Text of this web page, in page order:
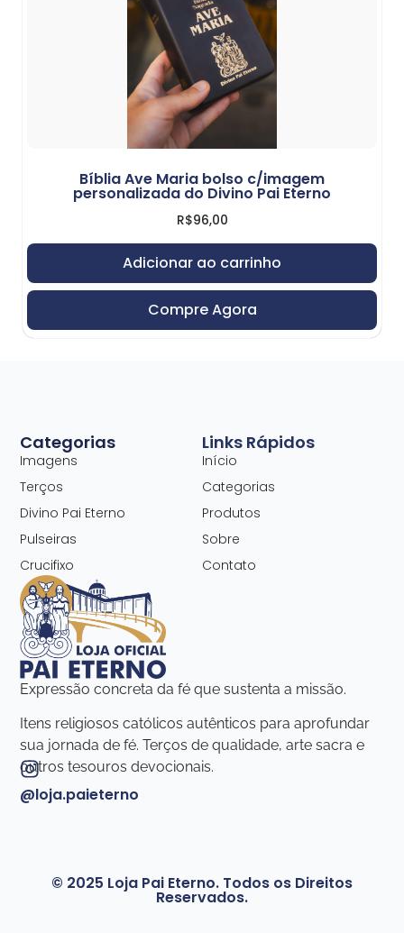
Bíblia Ave Maria bolso c/imagem
personalizada do Divino Pai Eterno
R$96,00
Adicionar ao carrinho
Compre Agora
Expressão concreta da fé que sustenta a missão.
Itens religiosos católicos autênticos para aprofundar
sua jornada de fé. Terços de qualidade, arte sacra e
outros tesouros devocionais.
@loja.paieterno
Links Rápidos
Início
Categorias
Produtos
Sobre
Contato
Categorias
Imagens
Terços
Divino Pai Eterno
Pulseiras
Crucifixo
© 2025 Loja Pai Eterno. Todos os Direitos
Reservados.